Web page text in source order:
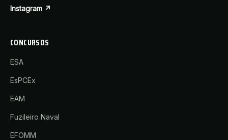
Instagram ↗
CONCURSOS
ESA
EsPCEx
EAM
Fuzileiro Naval
EFOMM